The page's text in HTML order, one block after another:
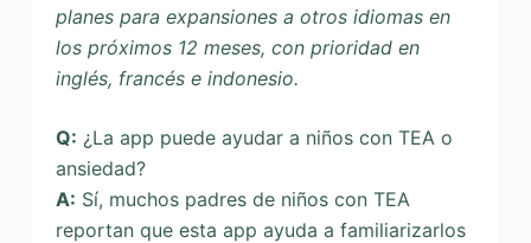
planes para expansiones a otros idiomas en
los próximos 12 meses, con prioridad en
inglés, francés e indonesio.
Q: ¿La app puede ayudar a niños con TEA o
ansiedad?
A: Sí, muchos padres de niños con TEA
reportan que esta app ayuda a familiarizarlos